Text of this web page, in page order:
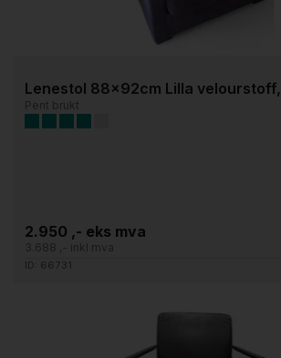
Lenestol 88x92cm Lilla velourstoff,
Pent brukt
2.950 ,- eks mva
3.688 ,- inkl mva
ID: 66731